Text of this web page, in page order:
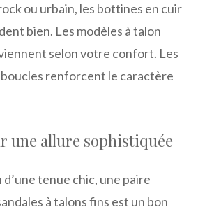
ou urbain, les bottines en cuir
bien. Les modèles à talon
selon votre confort. Les
boucles renforcent le caractère
une allure sophistiquée
d’une tenue chic, une paire
à talons fins est un bon